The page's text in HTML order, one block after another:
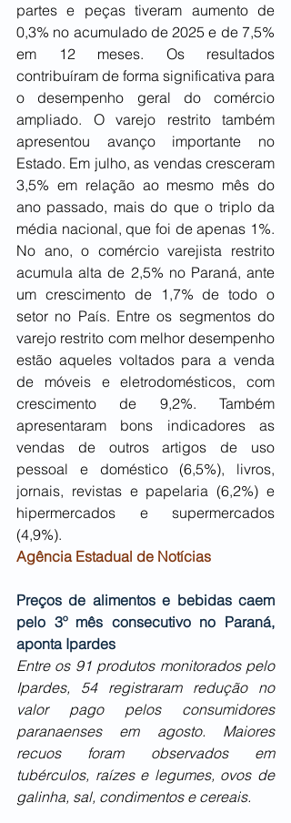
partes e peças tiveram aumento de
0,3% no acumulado de 2025 e de 7,5%
em 12 meses. Os resultados
contribuíram de forma significativa para
o desempenho geral do comércio
ampliado. O varejo restrito também
apresentou avanço importante no
Estado. Em julho, as vendas cresceram
3,5% em relação ao mesmo mês do
ano passado, mais do que o triplo da
média nacional, que foi de apenas 1%.
No ano, o comércio varejista restrito
acumula alta de 2,5% no Paraná, ante
um crescimento de 1,7% de todo o
setor no País. Entre os segmentos do
varejo restrito com melhor desempenho
estão aqueles voltados para a venda
de móveis e eletrodomésticos, com
crescimento de 9,2%. Também
apresentaram bons indicadores as
vendas de outros artigos de uso
pessoal e doméstico (6,5%), livros,
jornais, revistas e papelaria (6,2%) e
hipermercados e supermercados
(4,9%).
Agência Estadual de Notícias
Preços de alimentos e bebidas caem
pelo 3º mês consecutivo no Paraná,
aponta Ipardes
Entre os 91 produtos monitorados pelo
Ipardes, 54 registraram redução no
valor pago pelos consumidores
paranaenses em agosto. Maiores
recuos foram observados em
tubérculos, raízes e legumes, ovos de
galinha, sal, condimentos e cereais.